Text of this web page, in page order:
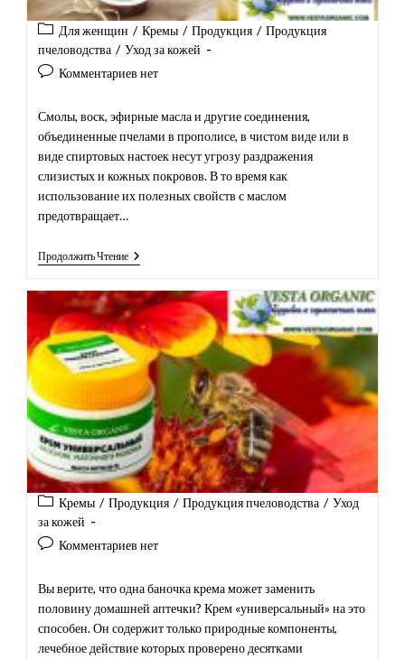
Рубрика
записи:
Для женщин / Кремы / Продукция / Продукция
пчеловодства / Уход за кожей
Комментарии
записи:
Комментариев нет
Смолы, воск, эфирные масла и другие соединения,
объединенные пчелами в прополисе, в чистом виде или в
виде спиртовых настоек несут угрозу раздражения
слизистых и кожных покровов. В то время как
использование их полезных свойств с маслом
предотвращает…
Продолжить ЧтениеМасло
Прополисное
Маточным
Молочком
Рубрика
записи:
Кремы / Продукция / Продукция пчеловодства / Уход
за кожей
Комментарии
записи:
Комментариев нет
Вы верите, что одна баночка крема может заменить
половину домашней аптечки? Крем «универсальный» на это
способен. Он содержит только природные компоненты,
лечебное действие которых проверено десятками